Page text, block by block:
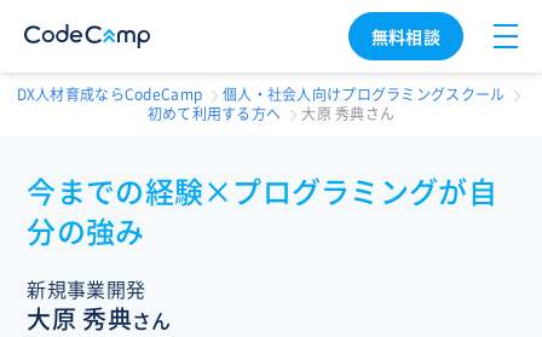
無料相談
DX人材育成ならCodeCamp
個人・社会人向けプログラミングスクール
初めて利用する方へ
大原 秀典さん
今までの経験×プログラミングが自
分の強み
新規事業開発
大原 秀典さん